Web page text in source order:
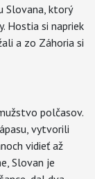
Slovana, ktorý
Hostia si napriek
a zo Záhoria si
polčasov.
vytvorili
vidieť až
Slovan je